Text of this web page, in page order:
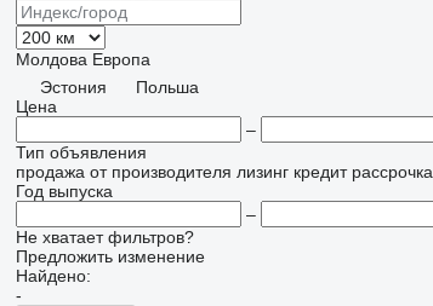
Молдова Европа
Эстония
Польша
Цена
–
Тип объявления
продажа от производителя лизинг кредит рассрочка
Год выпуска
–
Не хватает фильтров?
Предложить изменение
Найдено:
-